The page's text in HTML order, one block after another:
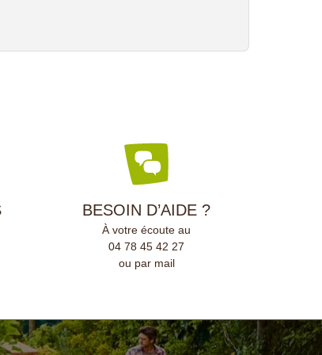
BESOIN D’AIDE ?
À votre écoute au
04 78 45 42 27
ou par mail